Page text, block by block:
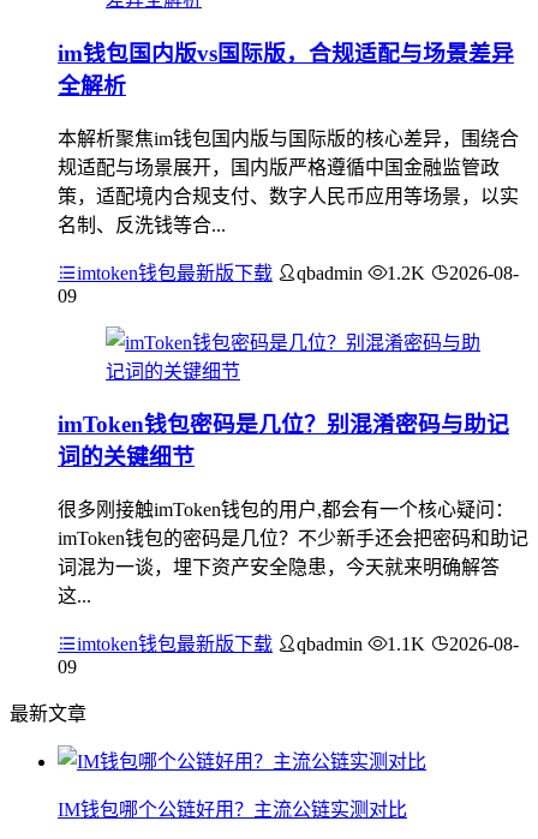
im钱包国内版vs国际版，合规适配与场景差异
全解析
本解析聚焦im钱包国内版与国际版的核心差异，围绕合
规适配与场景展开，国内版严格遵循中国金融监管政
策，适配境内合规支付、数字人民币应用等场景，以实
名制、反洗钱等合...
imtoken钱包最新版下载 qbadmin 1.2K
2026-08-
09
imToken钱包密码是几位？别混淆密码与助记
词的关键细节
很多刚接触imToken钱包的用户,都会有一个核心疑问：
imToken钱包的密码是几位？不少新手还会把密码和助记
词混为一谈，埋下资产安全隐患，今天就来明确解答
这...
imtoken钱包最新版下载 qbadmin 1.1K
2026-08-
09
最新文章
IM钱包哪个公链好用？主流公链实测对比